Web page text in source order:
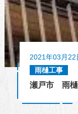
2021年03月22
雨樋工事
瀬戸市 雨樋